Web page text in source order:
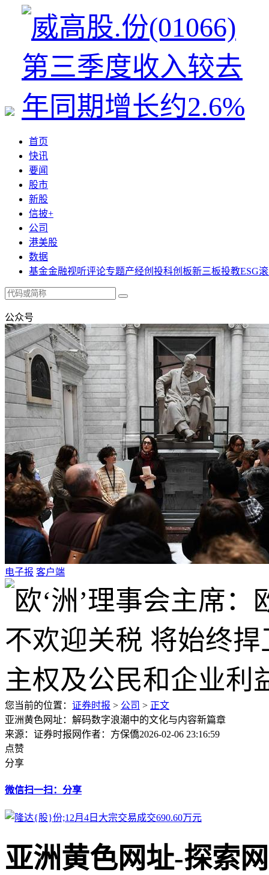
首页
快讯
要闻
股市
新股
信披+
公司
港美股
数据
基金金融视听评论专题产经创投科创板新三板投教ESG
公众号
电子报 客户端
您当前的位置： 证券时报 > 公司 > 正文
亚洲黄色网址：解码数字浪潮中的文化与内容新篇章
来源：证券时报网作者：方保僑2026-02-06 23:16:59
点赞
分享
微信扫一扫：分享
亚洲黄色网址-探索